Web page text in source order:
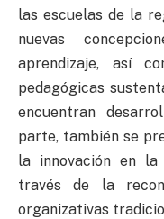
las escuelas de la
nuevas
aprendizaje, así
pedagógicas
encuentran
parte, también se
la innovación en
través de la
organizativas